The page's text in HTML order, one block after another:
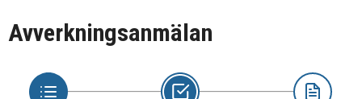
Avverkningsanmälan